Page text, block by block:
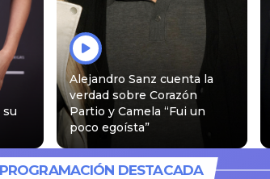
Alejandro Sanz cuenta la
verdad sobre Corazón
Partio y Camela “Fui un
poco egoísta”
PROGRAMACIÓN DESTACADA